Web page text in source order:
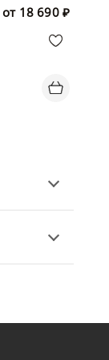
от 18 690 ₽